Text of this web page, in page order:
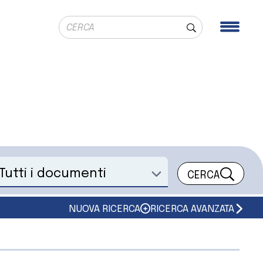
Ricerca globale
Cerca
un documento CERCA
NUOVA RICERCA RICERCA AVANZATA